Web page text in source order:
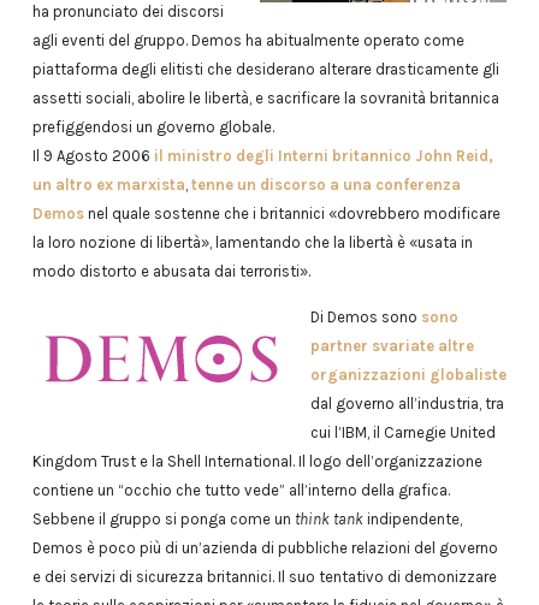
ha pronunciato dei discorsi
agli eventi del gruppo. Demos ha abitualmente operato come
piattaforma degli elitisti che desiderano alterare drasticamente gli
assetti sociali, abolire le libertà, e sacrificare la sovranità britannica
prefiggendosi un governo globale.
Il 9 Agosto 2006 il ministro degli Interni britannico John Reid,
un altro ex marxista tenne un discorso a una conferenza
Demosnel quale sostenne che i britannici «dovrebbero modificare
la loro nozione di libertà», lamentando che la libertà è «usata in
modo distorto e abusata dai terroristi».
Di Demos sono sono
partner svariate altre
organizzazioni globaliste
dal governo all’industria, tra
cui l’IBM, il Carnegie United
Kingdom Trust e la Shell International. Il logo dell’organizzazione
contiene un “occhio che tutto vede” all’interno della grafica.
Sebbene il gruppo si ponga come un think tank indipendente,
Demos è poco più di un’azienda di pubbliche relazioni del governo
e dei servizi di sicurezza britannici. Il suo tentativo di demonizzare